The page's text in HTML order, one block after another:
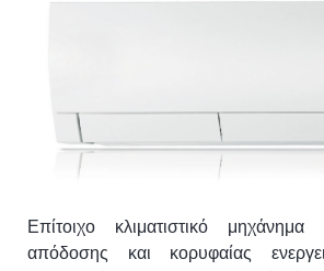
Επίτοιχο κλιματιστικό
απόδοσης και κορυφαίας